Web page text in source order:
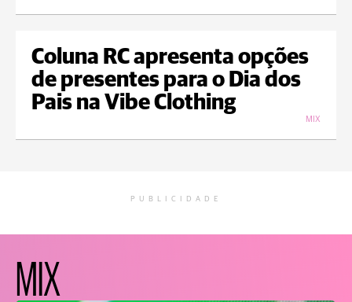
Coluna RC apresenta opções
de presentes para o Dia dos
Pais na Vibe Clothing
MIX
PUBLICIDADE
MIX